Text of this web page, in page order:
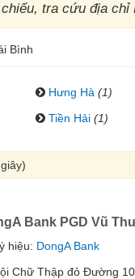
tra cứu địa
Bình
Hưng Hà (1)
Tiền Hải (1)
Bank PGD Vũ
hiệu: DongA Bank
Chữ Thập đỏ Đường